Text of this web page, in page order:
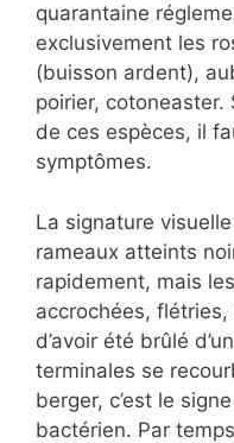
quarantaine
exclusivement les
(buisson ardent),
poirier, cotoneaster.
de ces espèces, il
symptômes.
La signature
rameaux atteints
rapidement, mais
accrochées, flétries,
d’avoir été brûlé
terminales se
berger, c’est le
bactérien. Par